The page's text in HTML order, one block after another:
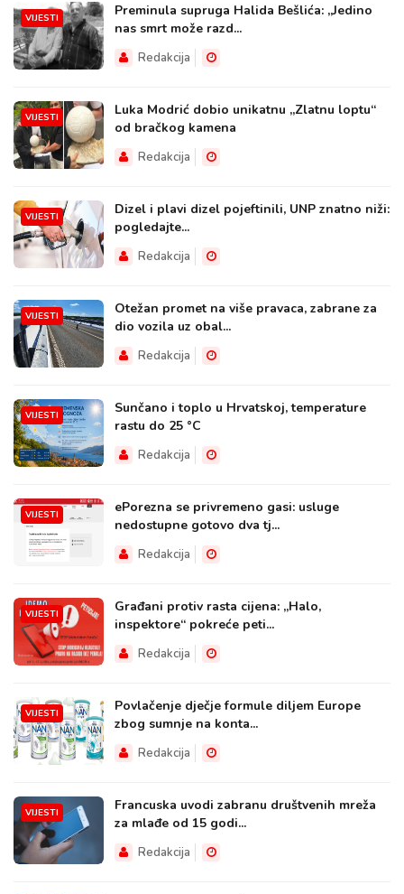
VIJESTI
Preminula supruga Halida Bešlića: „Jedino
nas smrt može razd...
Redakcija
VIJESTI
Luka Modrić dobio unikatnu „Zlatnu loptu“
od bračkog kamena
Redakcija
VIJESTI
Dizel i plavi dizel pojeftinili, UNP znatno niži:
pogledajte...
Redakcija
VIJESTI
Otežan promet na više pravaca, zabrane za
dio vozila uz obal...
Redakcija
VIJESTI
Sunčano i toplo u Hrvatskoj, temperature
rastu do 25 °C
Redakcija
VIJESTI
ePorezna se privremeno gasi: usluge
nedostupne gotovo dva tj...
Redakcija
VIJESTI
Građani protiv rasta cijena: „Halo,
inspektore“ pokreće peti...
Redakcija
VIJESTI
Povlačenje dječje formule diljem Europe
zbog sumnje na konta...
Redakcija
VIJESTI
Francuska uvodi zabranu društvenih mreža
za mlađe od 15 godi...
Redakcija